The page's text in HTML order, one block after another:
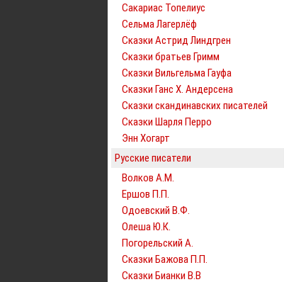
Сакариас Топелиус
Сельма Лагерлёф
Сказки Астрид Линдгрен
Сказки братьев Гримм
Сказки Вильгельма Гауфа
Сказки Ганс Х. Андерсена
Сказки скандинавских писателей
Сказки Шарля Перро
Энн Хогарт
Русские писатели
Волков А.М.
Ершов П.П.
Одоевский В.Ф.
Олеша Ю.К.
Погорельский А.
Сказки Бажова П.П.
Сказки Бианки В.В